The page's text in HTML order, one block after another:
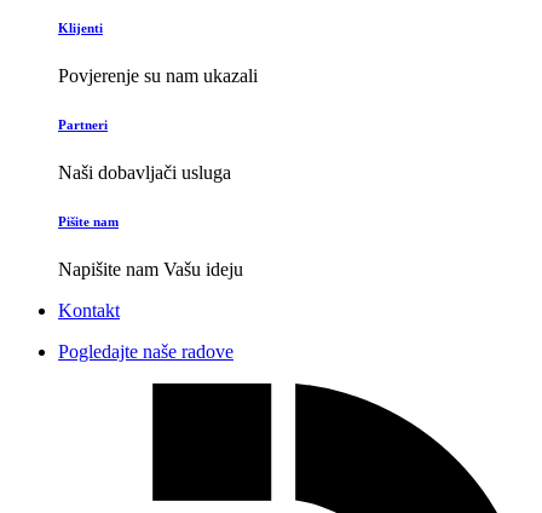
Klijenti
Povjerenje su nam ukazali
Partneri
Naši dobavljači usluga
Pišite nam
Napišite nam Vašu ideju
Kontakt
Pogledajte naše radove